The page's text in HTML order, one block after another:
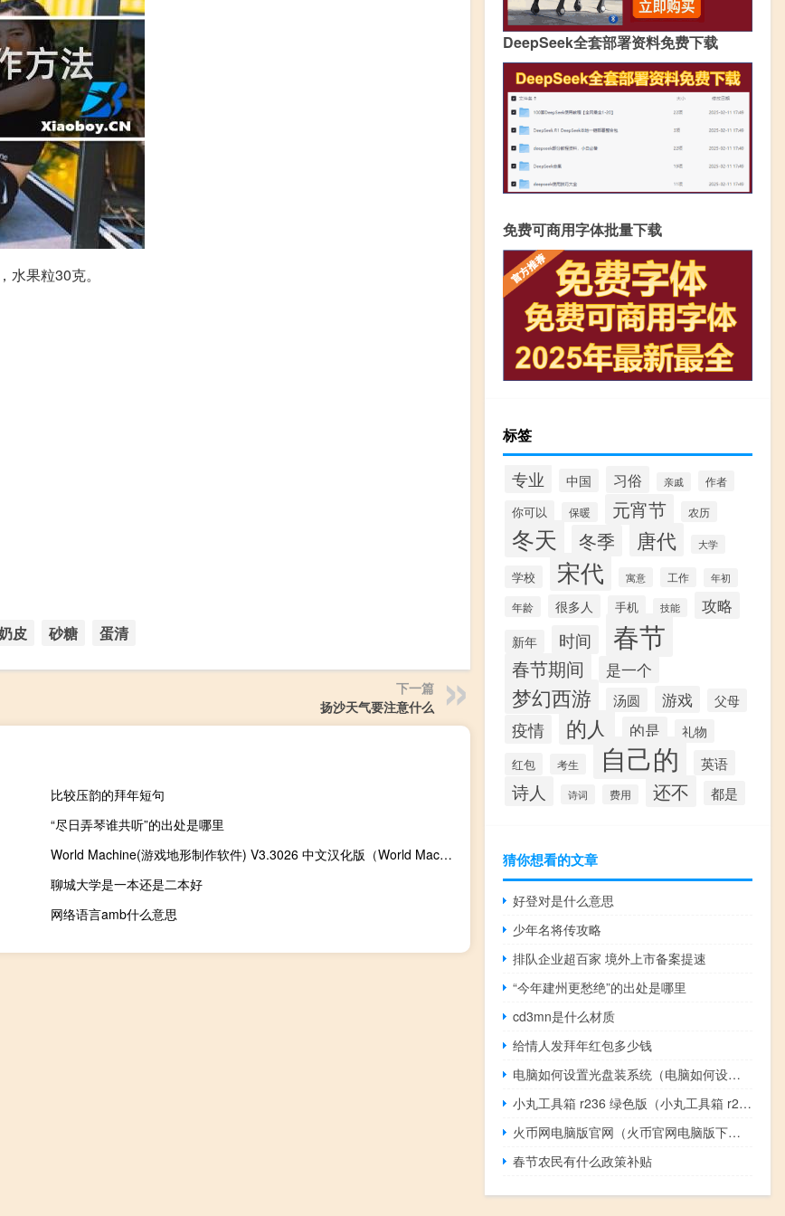
水果粒30克。
皮 砂糖 蛋清
下一篇
扬沙天气要注意什么
比较压韵的拜年短句
“尽日弄琴谁共听”的出处是哪里
World Machine(游戏地形制作软件) V3.3026 中文汉化版（World Machine(游戏地形制作软件) V3.3026 中文汉化版功能简介）
聊城大学是一本还是二本好
网络语言amb什么意思
DeepSeek全套部署资料免费下载
免费可商用字体批量下载
标签
专业 中国 习俗 亲戚 作者
你可以 保暖 元宵节 农历
冬天 冬季 唐代 大学
学校 宋代 寓意 工作 年初
年龄 很多人 手机 技能 攻略
新年 时间 春节
春节期间 是一个
梦幻西游 汤圆 游戏 父母
疫情 的人 的是 礼物
红包 考生 自己的 英语
诗人 诗词 费用 还不 都是
猜你想看的文章
好登对是什么意思
少年名将传攻略
排队企业超百家 境外上市备案提速
“今年建州更愁绝”的出处是哪里
cd3mn是什么材质
给情人发拜年红包多少钱
电脑如何设置光盘装系统（电脑如何设置光驱启动）
小丸工具箱 r236 绿色版（小丸工具箱 r236 绿色版功能简介）
火币网电脑版官网（火币官网电脑版下载）
春节农民有什么政策补贴